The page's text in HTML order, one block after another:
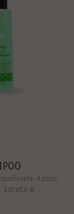
Azione
di ...